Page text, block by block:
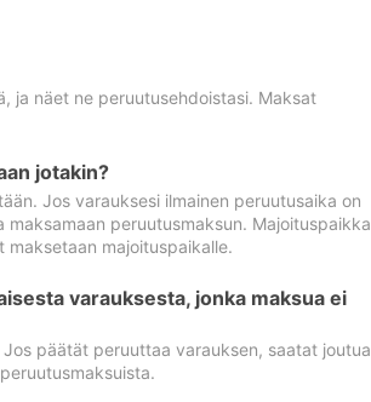
ja näet ne peruutusehdoistasi. Maksat
jotakin?
Jos varauksesi ilmainen peruutusaika on
peruutusmaksun. Majoituspaikka
maksetaan majoituspaikalle.
varauksesta, jonka maksua ei
päätät peruuttaa varauksen, saatat joutua